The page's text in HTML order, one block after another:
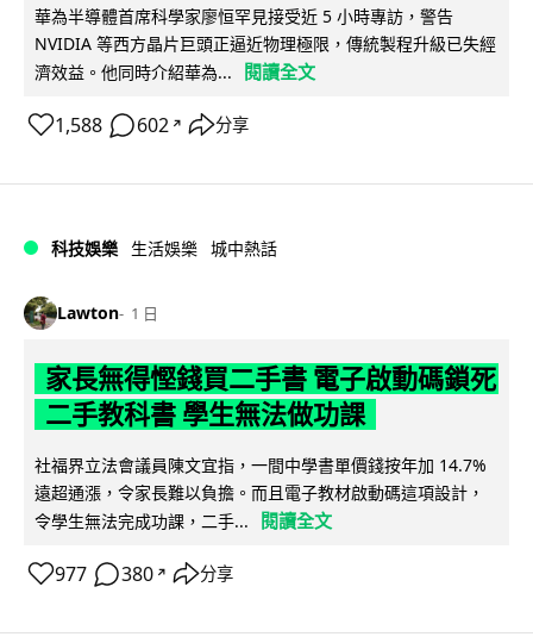
華為半導體首席科學家廖恒罕見接受近 5 小時專訪，警告
NVIDIA 等西方晶片巨頭正逼近物理極限，傳統製程升級已失經
濟效益。他同時介紹華為...
閱讀全文
1,588 602 ↗ 分享
科技娛樂 生活娛樂 城中熱話
Lawton 1 日
家長無得慳錢買二手書 電子啟動碼鎖死
二手教科書 學生無法做功課
社福界立法會議員陳文宜指，一間中學書單價錢按年加 14.7%
遠超通漲，令家長難以負擔。而且電子教材啟動碼這項設計，
令學生無法完成功課，二手...
閱讀全文
977 380 ↗ 分享